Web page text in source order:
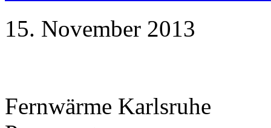
15. November 2013
Fernwärme Karlsruhe